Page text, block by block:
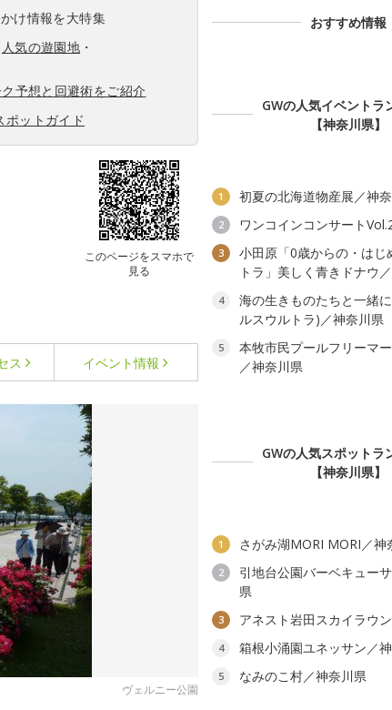
け情報を大特集
人気の遊園地 ・
予想と回避術をご紹介
ポットガイド
このページをスマホで
見る
ス イベント情報
ヴェルニー公園
おすすめ情報
GWの人気イベントラ
【神奈川県】
1 初夏の北海道物産展／神
2 ワンコインコンサート
3
小田原「0歳からの・はじ
トラ」美しく青きドナウ
4
海の生きものたちと一緒
ルスウルトラ)／神奈川県
5
本牧市民プールフリーマー
／神奈川県
GWの人気スポットラ
【神奈川県】
1 さがみ湖MORI MORI／神
2
引地台公園バーベキュー
県
3 アネスト岩田スカイラウ
4 箱根小涌園ユネッサン／
5
なみのこ村／神奈川県